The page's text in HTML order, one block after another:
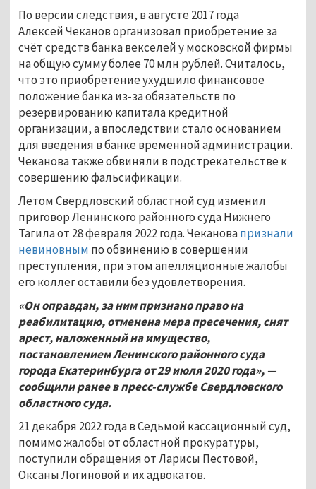
По версии следствия, в августе 2017 года
Алексей Чеканов организовал приобретение за
счёт средств банка векселей у московской фирмы
на общую сумму более 70 млн рублей. Считалось,
что это приобретение ухудшило финансовое
положение банка из-за обязательств по
резервированию капитала кредитной
организации, а впоследствии стало основанием
для введения в банке временной администрации.
Чеканова также обвиняли в подстрекательстве к
совершению фальсификации.
Летом Свердловский областной суд изменил
приговор Ленинского районного суда Нижнего
Тагила от 28 февраля 2022 года. Чекановапризнали
невиновным по обвинению в совершении
преступления, при этом апелляционные жалобы
его коллег оставили без удовлетворения.
«Он оправдан, за ним признано право на
реабилитацию, отменена мера пресечения, снят
арест, наложенный на имущество,
постановлением Ленинского районного суда
города Екатеринбурга от 29июля 2020 года», —
сообщили ранее в пресс-службе Свердловского
областного суда.
21 декабря 2022 года в Седьмой кассационный суд,
помимо жалобы от областной прокуратуры,
поступили обращения от Ларисы Пестовой,
Оксаны Логиновой и их адвокатов.